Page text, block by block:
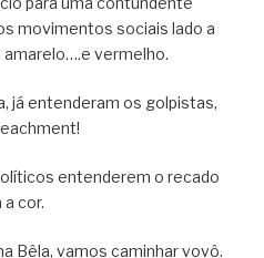
movimentos sociais lado a
amarelo….e vermelho.
já entenderam os golpistas,
entenderem o recado
a cor.
Bêla, vamos caminhar vovô.